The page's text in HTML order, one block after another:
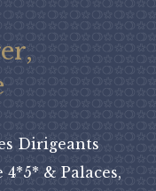
Dirigeants
& Palaces,